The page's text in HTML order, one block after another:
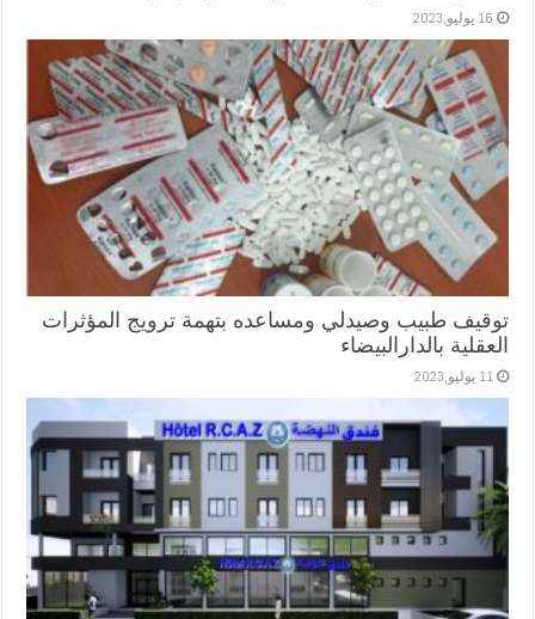
16 يوليو,2023
توقيف طبيب وصيدلي ومساعده بتهمة ترويج المؤثرات
العقلية بالدارالبيضاء
11 يوليو,2023